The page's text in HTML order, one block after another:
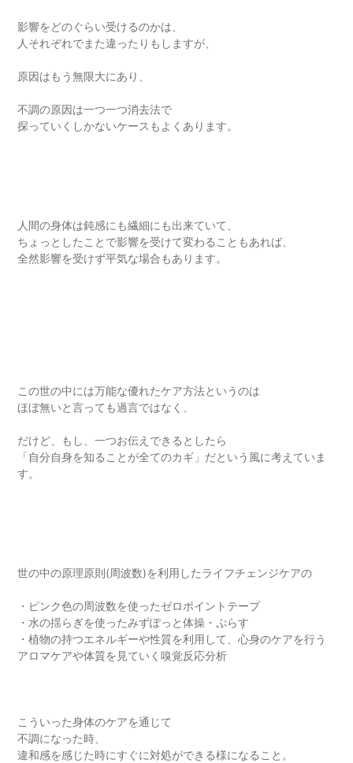
影響をどのぐらい受けるのかは、
人それぞれでまた違ったりもしますが、
原因はもう無限大にあり、
不調の原因は一つ一つ消去法で
探っていくしかないケースもよくあります。
人間の身体は鈍感にも繊細にも出来ていて、
ちょっとしたことで影響を受けて変わることもあれば、
全然影響を受けず平気な場合もあります。
この世の中には万能な優れたケア方法というのは
ほぼ無いと言っても過言ではなく、
だけど、もし、一つお伝えできるとしたら
「自分自身を知ることが全てのカギ」だという風に考えていま
す。
世の中の原理原則(周波数)を利用したライフチェンジケアの
・ピンク色の周波数を使ったゼロポイントテープ
・水の揺らぎを使ったみずぽっと体操・ぷらす
・植物の持つエネルギーや性質を利用して、心身のケアを行う
アロマケアや体質を見ていく嗅覚反応分析
こういった身体のケアを通じて
不調になった時、
違和感を感じた時にすぐに対処ができる様になること。